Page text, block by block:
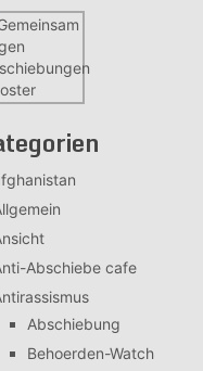
Abschiebe cafe
Abschiebung
Behoerden-Watch